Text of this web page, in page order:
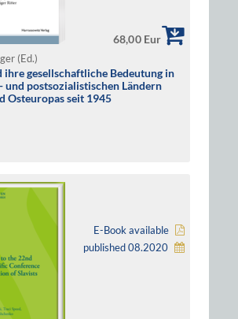
68,00 Eur
(Ed.)
ihre gesellschaftliche Bedeutung in
und postsozialistischen Ländern
Osteuropas seit 1945
E-Book available
published 08.2020